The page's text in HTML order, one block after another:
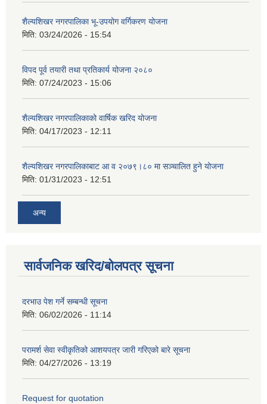
शैल्यशिखर नगरपालिका भू-उपयोग वर्गिकरण योजना
मिति: 03/24/2026 - 15:54
विपद पूर्व तयारी तथा प्रतिकार्य योजना २०८०
मिति: 07/24/2023 - 15:06
शैल्यशिखर नगरपालिकाको वार्षिक खरिद योजना
मिति: 04/17/2023 - 12:11
शैल्यशिखर नगरपालिकाबाट आ व २०७९।८० मा सञ्चालित हुने योजना
मिति: 01/31/2023 - 12:51
अन्य
सार्वजनिक खरिद/बोलपत्र सूचना
दरभाउ पेश गर्ने सम्बन्धी सूचना
मिति: 06/02/2026 - 11:14
परामर्श सेवा स्वीकृतिको आशयपत्र जारी गरिएको बारे सूचना
मिति: 04/27/2026 - 13:19
Request for quotation